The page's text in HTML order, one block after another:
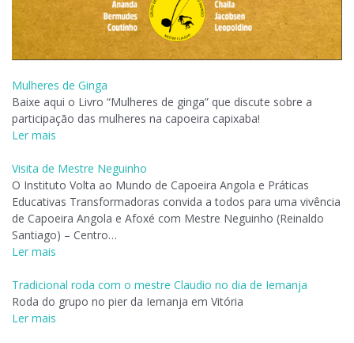
Mulheres de Ginga
Baixe aqui o Livro “Mulheres de ginga” que discute sobre a
participação das mulheres na capoeira capixaba!
Ler mais
Visita de Mestre Neguinho
O Instituto Volta ao Mundo de Capoeira Angola e Práticas
Educativas Transformadoras convida a todos para uma vivência
de Capoeira Angola e Afoxé com Mestre Neguinho (Reinaldo
Santiago) – Centro…
Ler mais
Tradicional roda com o mestre Claudio no dia de Iemanja
Roda do grupo no pier da Iemanja em Vitória
Ler mais